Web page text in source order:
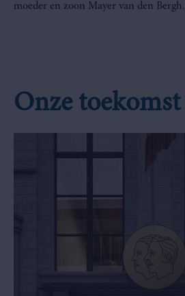
moeder en zoon Mayer van den Bergh.
Onze toekomst